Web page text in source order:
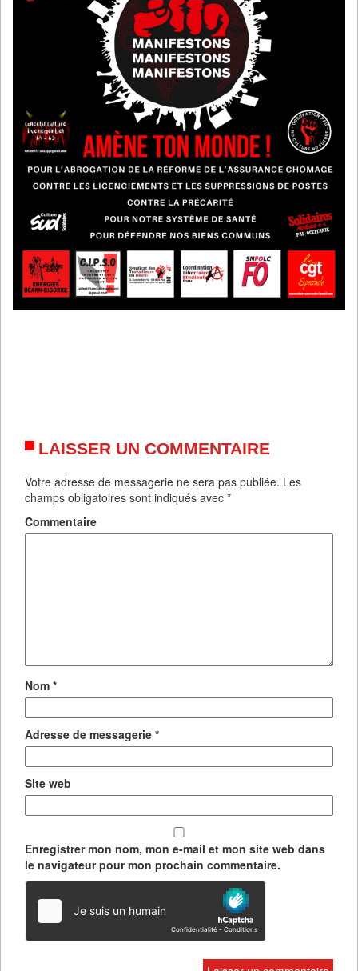
LAISSER UN COMMENTAIRE
Votre adresse de messagerie ne sera pas publiée. Les
champs obligatoires sont indiqués avec *
Commentaire
Nom *
Adresse de messagerie *
Site web
Enregistrer mon nom, mon e-mail et mon site web dans
le navigateur pour mon prochain commentaire.